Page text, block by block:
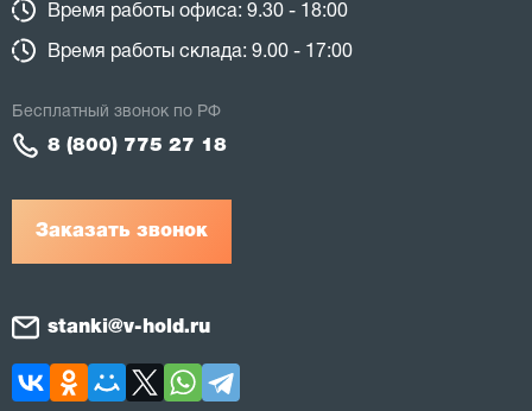
Время работы офиса: 9.30 - 18:00
Время работы склада: 9.00 - 17:00
Заказать звонок
Бесплатный звонок по РФ
8 (800) 775 27 18
stanki@v-hold.ru